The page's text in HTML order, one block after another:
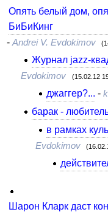
Опять белый дом,
БиБиКинг
- Andrei V. Evdokimov
Журнал jazz-
Evdokimov
(15.02.12
джаггер?... -
барак -
в рамках
Evdokimov
Шарон Кларк даст